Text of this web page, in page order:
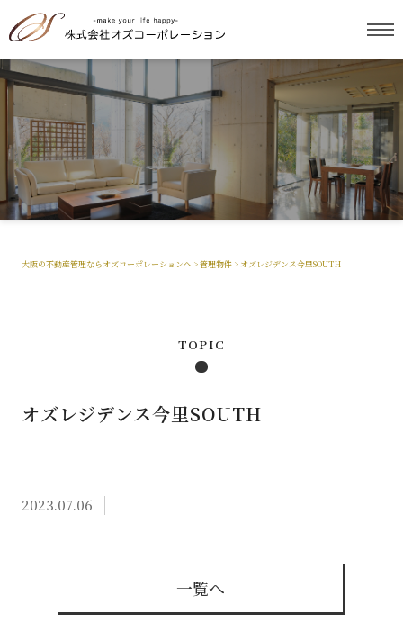
オズレジデンス今里SOUTH
2023.07.06
一覧へ
大阪の不動産管理ならオズコーポレーションへ>管理物件> オズレジデンス今里SOUTH